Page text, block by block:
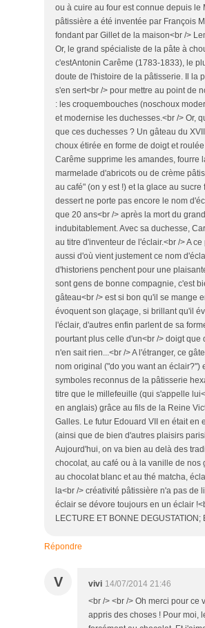
ou à cuire au four est connue depuis le
pâtissière a été inventée par François
fondant par Gillet de la maison<br />
Or, le grand spécialiste de la pâte à
c'estAntonin Carême (1783-1833), le
doute de l'histoire de la pâtisserie. Il la
s'en sert<br /> pour mettre au point de
: les croquembouches (noschoux
et modernise les duchesses.<br /> Or,
que ces duchesses ? Un gâteau du
choux étirée en forme de doigt et
Carême supprime les amandes, fourre
marmelade d'abricots ou de crème
au café" (on y est !) et la glace au sucre
dessert ne porte pas encore le nom
que 20 ans<br /> après la mort du
indubitablement. Avec sa duchesse,
au titre d'inventeur de l'éclair.<br /> A
aussi d'où vient justement ce nom
d'historiens penchent pour une
sont gens de bonne compagnie, c'est
gâteau<br /> est si bon qu'il se mange
évoquent son glaçage, si brillant qu'il
l'éclair, d'autres enfin parlent de sa
pourtant plus celle d'un<br /> doigt que
n'en sait rien...<br /> A l'étranger, ce
nom original ("do you want an éclair?")
symboles reconnus de la pâtisserie
titre que le millefeuille (qui s'appelle
en anglais) grâce au fils de la Reine
Galles. Le futur Edouard VII en était en
(ainsi que de bien d'autres plaisirs
Aujourd'hui, on va bien au delà des
chocolat, au café ou à la vanille de nos
au chocolat blanc et au thé matcha,
la<br /> créativité pâtissière n'a pas de
éclair se dévore toujours en un éclair
LECTURE ET BONNE DEGUSTATION;
Répondre
V vivi 14/07/2014 21:46
<br /> <br /> Oh merci pour ce
appris des choses ! Pour moi,